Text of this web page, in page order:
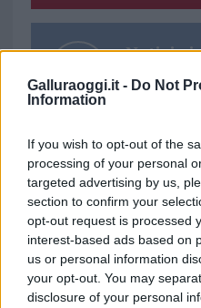
Galluraoggi.it - Do Not
Information
If you wish to opt-out of the
processing of your personal
targeted advertising by us,
section to confirm your
opt-out request is processed
interest-based ads based on
us or personal information
your opt-out. You may
disclosure of your personal
Notizie
Entra nel
Ricevi le
da